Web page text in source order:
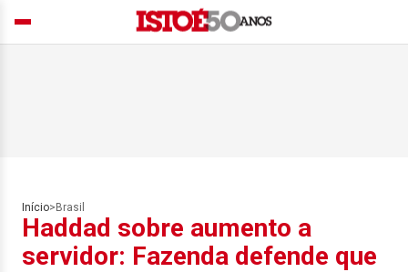
Início> Brasil
Haddad sobre aumento a
servidor: Fazenda defende que